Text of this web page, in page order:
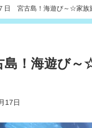
日 宮古島！海遊び～☆家族
！海遊び～
17日